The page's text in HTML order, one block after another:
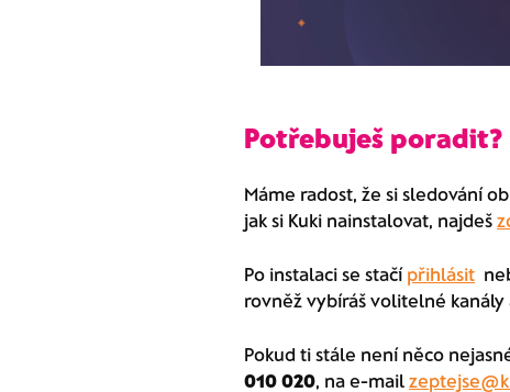
Potřebuješ poradit?
Máme radost, že si sledování
jak si Kuki nainstalovat, najdeš
Po instalaci se stačí přihlásit
rovněž vybíráš volitelné kanály
Pokud ti stále není něco
010 020 , na e-mail